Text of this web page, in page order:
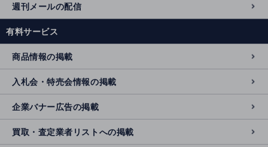
週刊メールの配信
有料サービス
商品情報の掲載
入札会・特売会情報の掲載
企業バナー広告の掲載
買取・査定業者リストへの掲載